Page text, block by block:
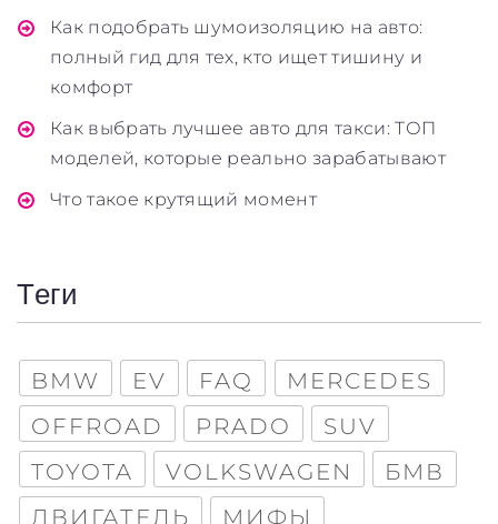
Как подобрать шумоизоляцию на авто:
полный гид для тех, кто ищет тишину и
комфорт
Как выбрать лучшее авто для такси: ТОП
моделей, которые реально зарабатывают
Что такое крутящий момент
Теги
BMW EV FAQ
MERCEDES
OFFROAD
PRADO
SUV
TOYOTA
VOLKSWAGEN
БМВ
ДВИГАТЕЛЬ
МИФЫ